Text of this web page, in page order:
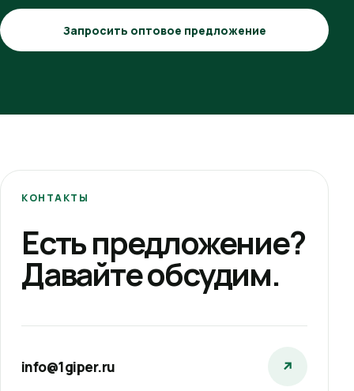
Запросить оптовое предложение
КОНТАКТЫ
Есть предложение?
Давайте обсудим.
info@1giper.ru ↗